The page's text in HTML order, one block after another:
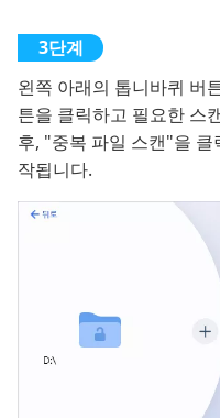
왼쪽 아래의 톱니바퀴 버
튼을 클릭하고 필요한 스
후, "중복 파일 스캔"을
작됩니다.